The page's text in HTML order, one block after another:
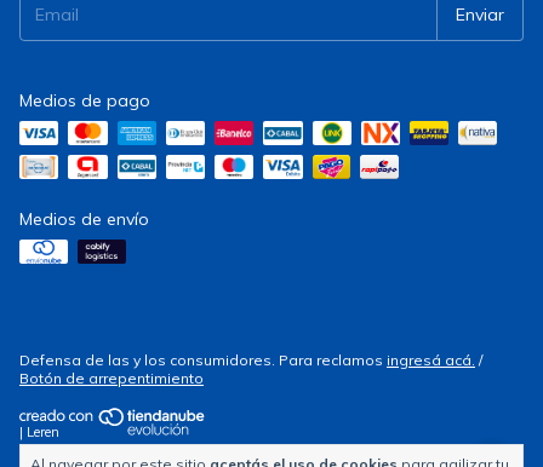
Medios de pago
Medios de envío
Defensa de las y los consumidores. Para reclamos ingresá acá. /
Botón de arrepentimiento
| Leren